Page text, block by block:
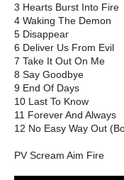
3 Hearts Burst Into Fire
4 Waking The Demon
5 Disappear
6 Deliver Us From Evil
7 Take It Out On Me
8 Say Goodbye
9 End Of Days
10 Last To Know
11 Forever And Always
12 No Easy Way Out
PV Scream Aim Fire